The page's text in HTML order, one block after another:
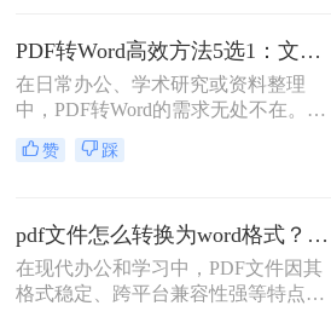
PDF转为Word文档时，最崩溃的瞬
间。一份精心排版的PDF报告，转换
后却变成需要“二次加工”的混乱文
档，不仅浪费时间，更可能引发关键
信息错漏的风险。那么pdf转word怎么
保留原排版呢？
PDF转Word高效方法5选1：文件大小和类型决定用哪个！
在日常办公、学术研究或资料整理
中，PDF转Word的需求无处不在。那
么pdf怎么转换成word呢？本文将系统
解析5种主流方法，涵盖不同场景，
赞 踩
pdf文件怎么转换为word格式？这3种转换方法可以尝试下！
在现代办公和学习中，PDF文件因其
格式稳定、跨平台兼容性强等特点而